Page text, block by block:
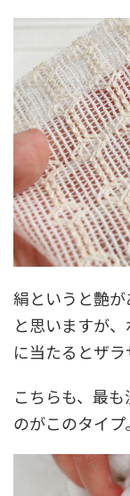
絹というと艶
と思いますが
に当たるとザラ
こちらも、最
のがこのタイプ。